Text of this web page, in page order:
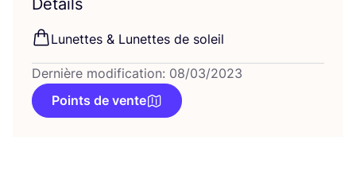
Détails
Lunettes & Lunettes de soleil
Dernière modification: 08/03/2023
Points de vente